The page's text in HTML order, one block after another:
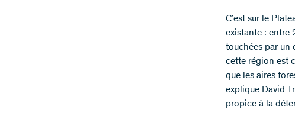
C’est sur le
existante : entre
touchées par un
cette région est
que les aires
explique David
propice à la